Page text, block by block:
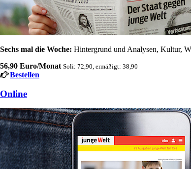
Sechs mal die Woche: Hintergrund und Analysen, Kultur,
56,90 Euro/Monat Soli: 72,90, ermäßigt: 38,90
Bestellen
Online